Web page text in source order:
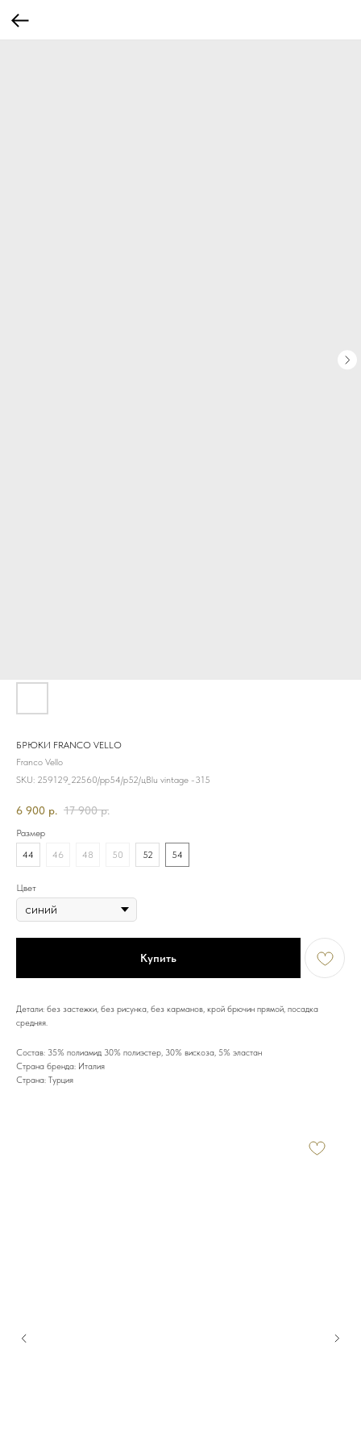
БРЮКИ FRANCO VELLO
Franco Vello
SKU: 259129_22560/рр54/р52/цBlu vintage -315
6 900 р. 17 900 р.
Размер
44
46 48 50 52 54
Цвет
Купить
Детали: без застежки, без рисунка, без карманов, крой брючин прямой, посадка
средняя.
Состав: 35% полиамид 30% полиэстер, 30% вискоза, 5% эластан
Страна бренда: Италия
Страна: Турция